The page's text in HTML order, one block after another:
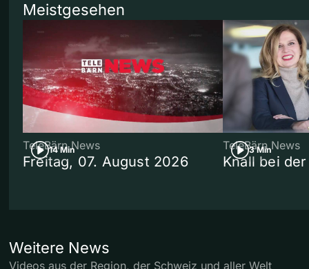
Meistgesehen
14 Min
TeleBärn News
Freitag, 07. August 2026
3 Min
TeleBärn News
Knall bei
Weitere News
Videos aus der Region, der Schweiz und aller Welt